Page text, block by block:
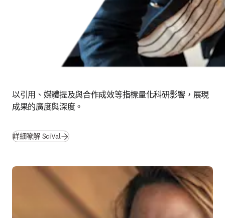
以引用、媒體提及與合作成效等指標量化科研影響，展現
成果的廣度與深度。
詳細瞭解 SciVal